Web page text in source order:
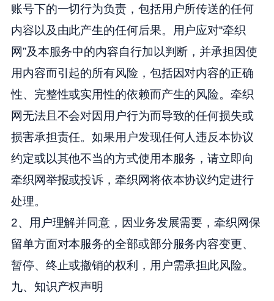
账号下的一切行为负责，包括用户所传送的任何
内容以及由此产生的任何后果。用户应对“牵织
网”及本服务中的内容自行加以判断，并承担因使
用内容而引起的所有风险，包括因对内容的正确
性、完整性或实用性的依赖而产生的风险。牵织
网无法且不会对因用户行为而导致的任何损失或
损害承担责任。如果用户发现任何人违反本协议
约定或以其他不当的方式使用本服务，请立即向
牵织网举报或投诉，牵织网将依本协议约定进行
处理。
2、用户理解并同意，因业务发展需要，牵织网保
留单方面对本服务的全部或部分服务内容变更、
暂停、终止或撤销的权利，用户需承担此风险。
九、知识产权声明